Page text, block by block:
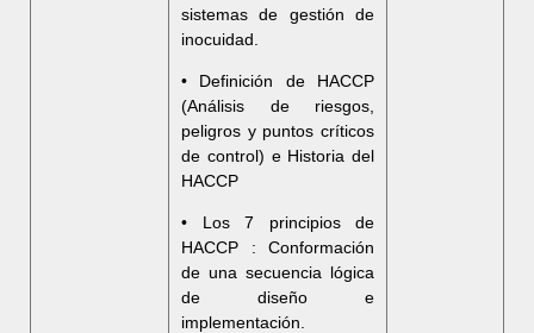
sistemas de gestión de
inocuidad.
• Definición de HACCP
(Análisis de riesgos,
peligros y puntos críticos
de control) e Historia del
HACCP
• Los 7 principios de
HACCP : Conformación
de una secuencia lógica
de diseño e
implementación.